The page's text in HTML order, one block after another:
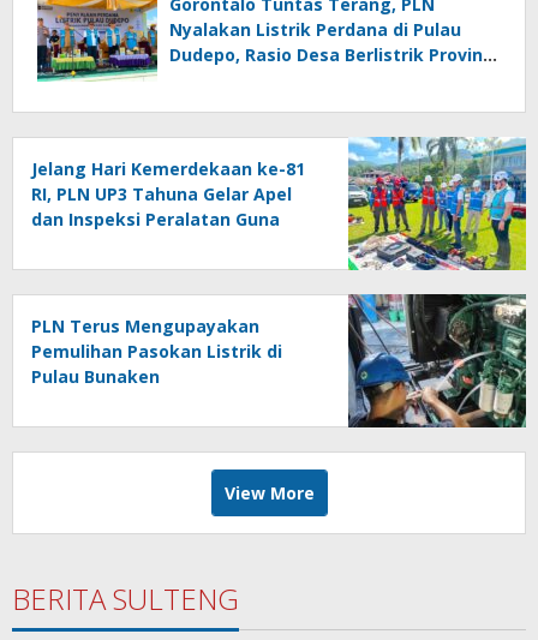
Nyalakan Listrik Perdana di Pulau
Dudepo, Rasio Desa Berlistrik Provinsi
Jelang Hari Kemerdekaan ke-81
RI, PLN UP3 Tahuna Gelar Apel
dan Inspeksi Peralatan Guna
Kepulauan Nusa Utara
PLN Terus Mengupayakan
Pemulihan Pasokan Listrik di
Pulau Bunaken
View More
BERITA SULTENG